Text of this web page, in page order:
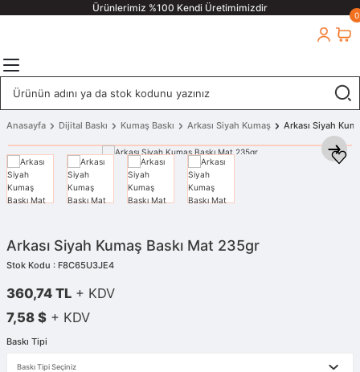
Ürünlerimiz %100 Kendi Üretimimizdir
0
Anasayfa Dijital Baskı Kumaş Baskı Arkası Siyah Kumaş Arkası Siyah
Arkası Siyah Kumaş Baskı Mat 235gr
Stok Kodu : F8C65U3JE4
360,74 TL + KDV
7,58 $ + KDV
Baskı Tipi